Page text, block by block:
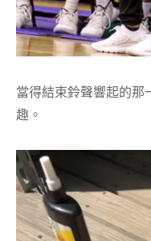
當得結束鈴聲響起的那
趣。